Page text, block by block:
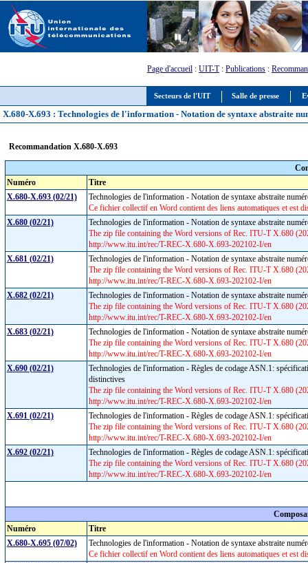
Secteurs de l'UIT Salle de presse
Page d'accueil : UIT-T: Publications :
X.680-X.693 : Technologies de l'information - Notation de syntaxe abstraite
Recommandation X.680-X.693
Numéro
Titre
X.680-X.693 (02/21)
Technologies de l'information - Notation de syntaxe abstraite
Ce fichier collectif en Word contient des liens automatiques et est
X.680 (02/21)
Technologies de l'information - Notation de syntaxe abstraite
The zip file containing the Word versions of Rec. ITU-T X.680
http://www.itu.int/rec/T-REC-X.680-X.693-202102-I/en
X.681 (02/21)
Technologies de l'information - Notation de syntaxe abstraite
The zip file containing the Word versions of Rec. ITU-T X.680
http://www.itu.int/rec/T-REC-X.680-X.693-202102-I/en
X.682 (02/21)
Technologies de l'information - Notation de syntaxe abstraite
The zip file containing the Word versions of Rec. ITU-T X.680
http://www.itu.int/rec/T-REC-X.680-X.693-202102-I/en
X.683 (02/21)
Technologies de l'information - Notation de syntaxe abstraite
The zip file containing the Word versions of Rec. ITU-T X.680
http://www.itu.int/rec/T-REC-X.680-X.693-202102-I/en
X.690 (02/21)
Technologies de l'information - Règles de codage ASN.1:
distinctives
The zip file containing the Word versions of Rec. ITU-T X.680
http://www.itu.int/rec/T-REC-X.680-X.693-202102-I/en
X.691 (02/21)
Technologies de l'information - Règles de codage ASN.1:
The zip file containing the Word versions of Rec. ITU-T X.680
http://www.itu.int/rec/T-REC-X.680-X.693-202102-I/en
X.692 (02/21)
Technologies de l'information - Règles de codage ASN.1:
The zip file containing the Word versions of Rec. ITU-T X.680
http://www.itu.int/rec/T-REC-X.680-X.693-202102-I/en
Numéro
Titre
X.680-X.695 (07/02)
Technologies de l'information - Notation de syntaxe abstraite
Ce fichier collectif en Word contient des liens automatiques et est